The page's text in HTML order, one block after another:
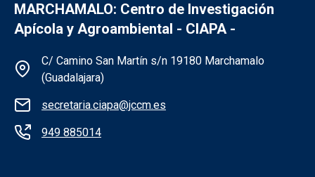
MARCHAMALO: Centro de Investigación
Apícola y Agroambiental - CIAPA -
Información de la institución -
C/ Camino San Martín s/n 19180 Marchamalo
(Guadalajara)
secretaria.ciapa@jccm.es
949 885014